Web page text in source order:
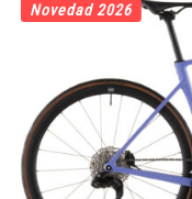
Novedad 2026